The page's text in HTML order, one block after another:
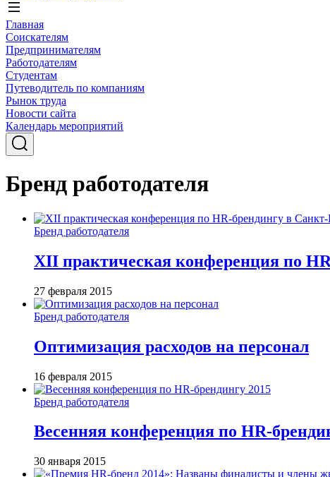
Главная
Соискателям
Предпринимателям
Работодателям
Студентам
Путеводитель по компаниям
Рынок труда
Новости сайта
Календарь мероприятий
Бренд работодателя
Бренд работодателя
XII практическая конференция по
27 февраля 2015
Бренд работодателя
Оптимизация расходов на персонал
16 февраля 2015
Бренд работодателя
Весенняя конференция по HR-
30 января 2015